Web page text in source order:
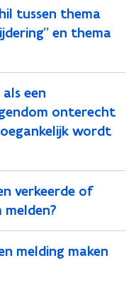
tussen thema
en thema
een
onterecht
wordt
verkeerde of
melding maken